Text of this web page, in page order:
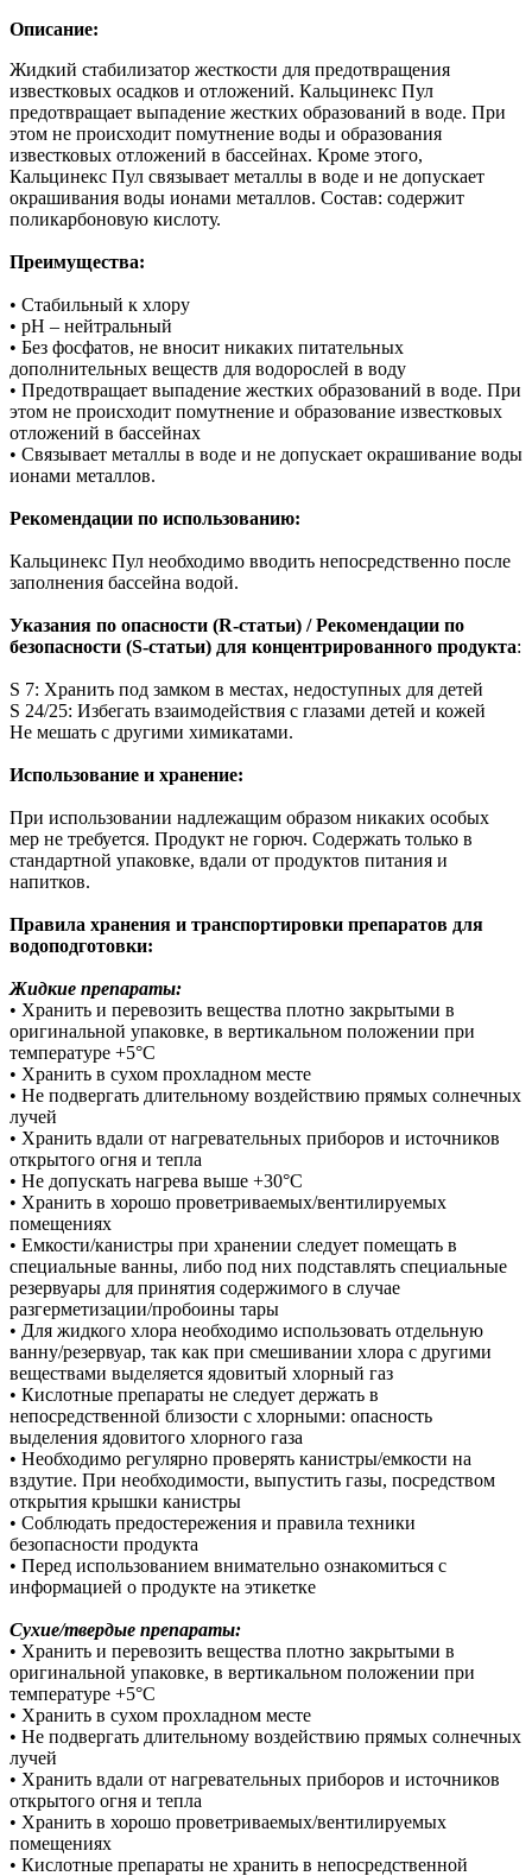
Описание:
Жидкий стабилизатор жесткости для предотвращения
известковых осадков и отложений. Кальцинекс Пул
предотвращает выпадение жестких образований в воде. При
этом не происходит помутнение воды и образования
известковых отложений в бассейнах. Кроме этого,
Кальцинекс Пул связывает металлы в воде и не допускает
окрашивания воды ионами металлов. Состав: содержит
поликарбоновую кислоту.
Преимущества:
• Стабильный к хлору
• рН – нейтральный
• Без фосфатов, не вносит никаких питательных
дополнительных веществ для водорослей в воду
• Предотвращает выпадение жестких образований в воде. При
этом не происходит помутнение и образование известковых
отложений в бассейнах
• Связывает металлы в воде и не допускает окрашивание воды
ионами металлов.
Рекомендации по использованию:
Кальцинекс Пул необходимо вводить непосредственно после
заполнения бассейна водой.
Указания по опасности (R-статьи) / Рекомендации по
безопасности (S-статьи) для концентрированного продукта:
S 7: Хранить под замком в местах, недоступных для детей
S 24/25: Избегать взаимодействия с глазами детей и кожей
Не мешать с другими химикатами.
Использование и хранение:
При использовании надлежащим образом никаких особых
мер не требуется. Продукт не горюч. Содержать только в
стандартной упаковке, вдали от продуктов питания и
напитков.
Правила хранения и транспортировки препаратов для
водоподготовки:
Жидкие препараты:
• Хранить и перевозить вещества плотно закрытыми в
оригинальной упаковке, в вертикальном положении при
температуре +5°C
• Хранить в сухом прохладном месте
• Не подвергать длительному воздействию прямых солнечных
лучей
• Хранить вдали от нагревательных приборов и источников
открытого огня и тепла
• Не допускать нагрева выше +30°C
• Хранить в хорошо проветриваемых/вентилируемых
помещениях
• Емкости/канистры при хранении следует помещать в
специальные ванны, либо под них подставлять специальные
резервуары для принятия содержимого в случае
разгерметизации/пробоины тары
• Для жидкого хлора необходимо использовать отдельную
ванну/резервуар, так как при смешивании хлора с другими
веществами выделяется ядовитый хлорный газ
• Кислотные препараты не следует держать в
непосредственной близости с хлорными: опасность
выделения ядовитого хлорного газа
• Необходимо регулярно проверять канистры/емкости на
вздутие. При необходимости, выпустить газы, посредством
открытия крышки канистры
• Соблюдать предостережения и правила техники
безопасности продукта
• Перед использованием внимательно ознакомиться с
информацией о продукте на этикетке
Сухие/твердые препараты:
• Хранить и перевозить вещества плотно закрытыми в
оригинальной упаковке, в вертикальном положении при
температуре +5°C
• Хранить в сухом прохладном месте
• Не подвергать длительному воздействию прямых солнечных
лучей
• Хранить вдали от нагревательных приборов и источников
открытого огня и тепла
• Хранить в хорошо проветриваемых/вентилируемых
помещениях
• Кислотные препараты не хранить в непосредственной